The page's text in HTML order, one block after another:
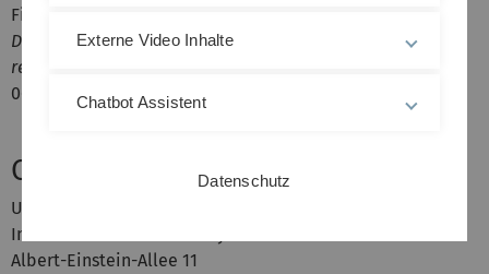
Fischer, L.P. McGuinness, B. Naydenov and F. Jelezko.
Detecting and polarizing nuclear spins with nuclear double
resonance on a single electron spin.
067601 (2013) and E-print arXiv:1304.4709
Contact
Ulm University
Institute of Theoretical Physics
Albert-Einstein-Allee 11
Externe Video Inhalte
Chatbot Assistent
Datenschutz